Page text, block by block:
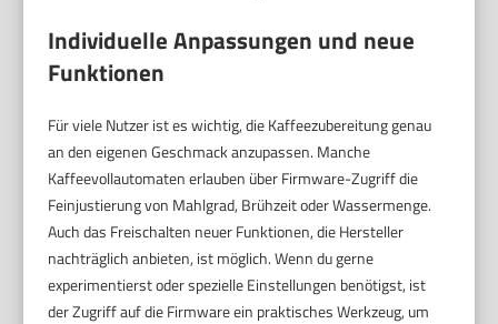
Individuelle Anpassungen und neue
Funktionen
Für viele Nutzer ist es wichtig, die Kaffeezubereitung genau
an den eigenen Geschmack anzupassen. Manche
Kaffeevollautomaten erlauben über Firmware-Zugriff die
Feinjustierung von Mahlgrad, Brühzeit oder Wassermenge.
Auch das Freischalten neuer Funktionen, die Hersteller
nachträglich anbieten, ist möglich. Wenn du gerne
experimentierst oder spezielle Einstellungen benötigst, ist
der Zugriff auf die Firmware ein praktisches Werkzeug, um